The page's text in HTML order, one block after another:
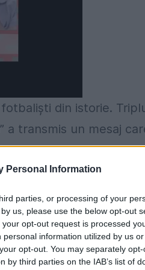
Personal Information
parties, or processing of your
us, please use the below opt-out
opt-out request is processed
information utilized by us
opt-out. You may separately
third parties on the IAB’s list of
din istorie.
a transmis un mesaj
cu mine, pentru
jucător pe
dar pare că